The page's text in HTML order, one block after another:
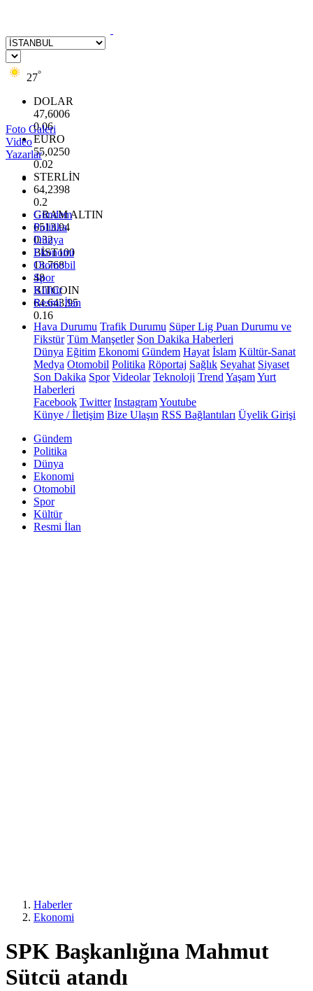
27°
DOLAR
47,6006
0.06
EURO
55,0250
0.02
STERLİN
64,2398
0.2
GRAM ALTIN
6513.94
0.32
BİST100
13.768
48
BITCOIN
64.643,95
0.16
Foto Galeri
Video
Yazarlar
Gündem
Politika
Dünya
Ekonomi
Otomobil
Spor
Kültür
Resmi İlan
Hava Durumu Trafik Durumu Süper Lig Puan Durumu ve
Fikstür Tüm Manşetler Son Dakika Haberleri
Dünya Eğitim Ekonomi Gündem Hayat İslam Kültür-Sanat
Medya Otomobil Politika Röportaj Sağlık Seyahat Siyaset
Son Dakika Spor Videolar Teknoloji Trend YaşamYurt
Haberleri
Facebook Twitter InstagramYoutube
Künye / İletişim Bize Ulaşın RSS Bağlantıları Üyelik Girişi
Gündem
Politika
Dünya
Ekonomi
Otomobil
Spor
Kültür
Resmi İlan
Haberler
Ekonomi
SPK Başkanlığına Mahmut
Sütcü atandı